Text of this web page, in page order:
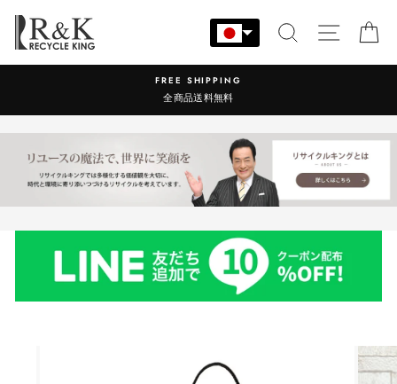
ン
す
検索 サイト
FREE SHIPPING
全商品送料無料